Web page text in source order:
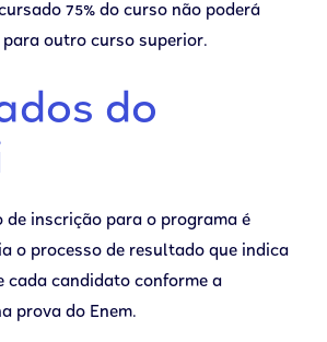
75% do curso não poderá
outro curso superior.
do
de inscrição para o programa é
o processo de resultado que indica
cada candidato conforme a
prova do Enem.